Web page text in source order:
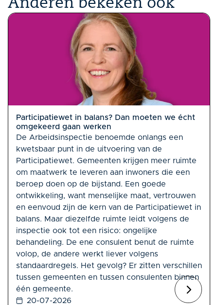
Anderen bekeken ook
Participatiewet in balans? Dan moeten we écht
omgekeerd gaan werken
De Arbeidsinspectie benoemde onlangs een
kwetsbaar punt in de uitvoering van de
Participatiewet. Gemeenten krijgen meer ruimte
om maatwerk te leveren aan inwoners die een
beroep doen op de bijstand. Een goede
ontwikkeling, want menselijke maat, vertrouwen
en eenvoud zijn de kern van de Participatiewet in
balans. Maar diezelfde ruimte leidt volgens de
inspectie ook tot een risico: ongelijke
behandeling. De ene consulent benut de ruimte
volop, de andere werkt liever volgens
standaardregels. Het gevolg? Er zitten verschillen
tussen gemeenten en tussen consulenten binnen
één gemeente.
20-07-2026